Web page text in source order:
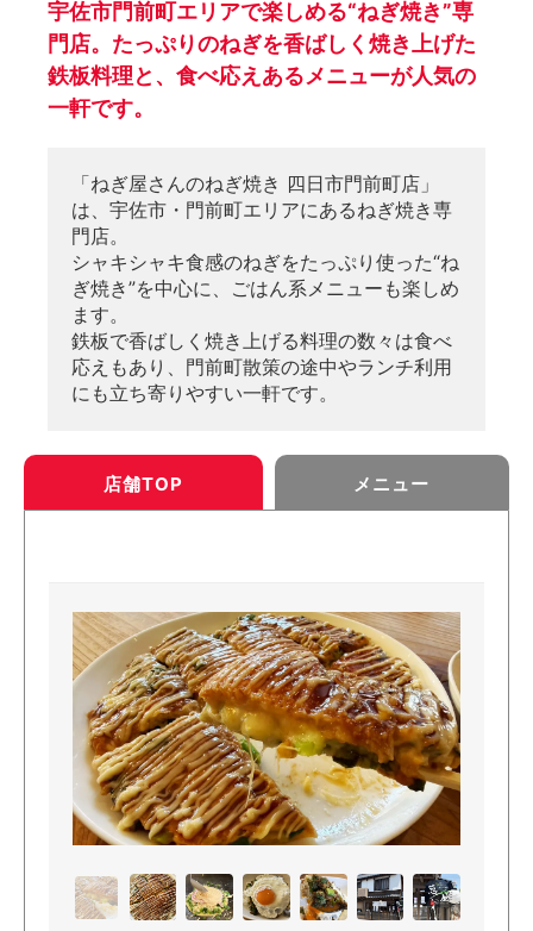
宇佐市門前町エリアで楽しめる“ねぎ焼き”専
門店。たっぷりのねぎを香ばしく焼き上げた
鉄板料理と、食べ応えあるメニューが人気の
一軒です。
「ねぎ屋さんのねぎ焼き 四日市門前町店」
は、宇佐市・門前町エリアにあるねぎ焼き専
門店。
シャキシャキ食感のねぎをたっぷり使った“ね
ぎ焼き”を中心に、ごはん系メニューも楽しめ
ます。
鉄板で香ばしく焼き上げる料理の数々は食べ
応えもあり、門前町散策の途中やランチ利用
にも立ち寄りやすい一軒です。
店舗TOP メニュー